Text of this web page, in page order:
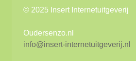
© 2025 Insert Internetuitgeverij
Oudersenzo.nl
info@insert-internetuitgeverij.nl